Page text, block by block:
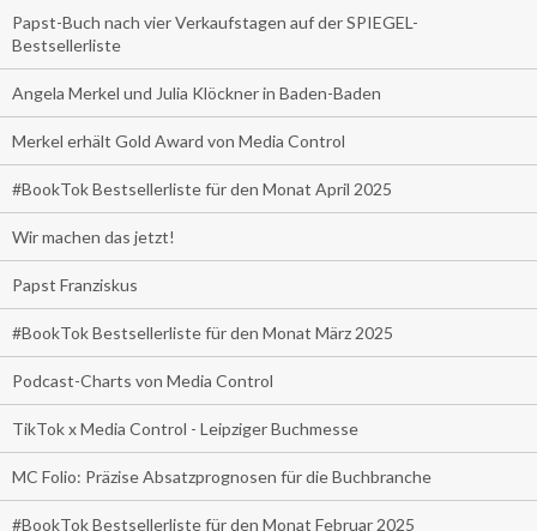
Papst-Buch nach vier Verkaufstagen auf der SPIEGEL-
Bestsellerliste
Angela Merkel und Julia Klöckner in Baden-Baden
Merkel erhält Gold Award von Media Control
#BookTok Bestsellerliste für den Monat April 2025
Wir machen das jetzt!
Papst Franziskus
#BookTok Bestsellerliste für den Monat März 2025
Podcast-Charts von Media Control
TikTok x Media Control - Leipziger Buchmesse
MC Folio: Präzise Absatzprognosen für die Buchbranche
#BookTok Bestsellerliste für den Monat Februar 2025